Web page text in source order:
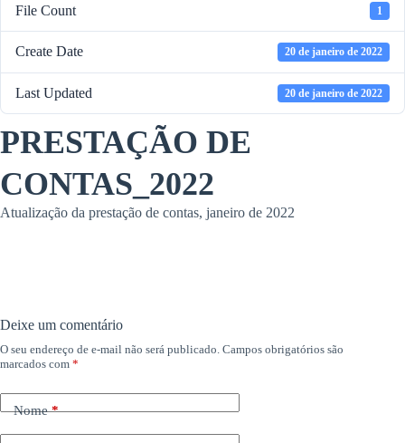
File Count 1
Create Date 20 de janeiro de 2022
Last Updated 20 de janeiro de 2022
PRESTAÇÃO DE
CONTAS_2022
Atualização da prestação de contas, janeiro de 2022
Deixe um comentário
O seu endereço de e-mail não será publicado. Campos obrigatórios são
marcados com *
Nome*